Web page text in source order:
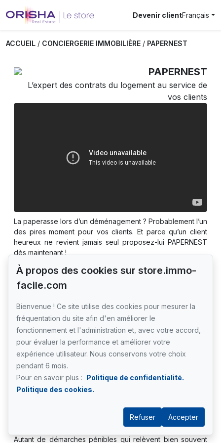
Devenir clientFrançais
ACCUEIL / CONCIERGERIE IMMOBILIÈRE / PAPERNEST
PAPERNEST
L’expert des contrats du logement au service de
vos clients
La paperasse lors d’un déménagement ? Probablement l’un
des pires moment pour vos clients. Et parce qu’un client
heureux ne revient jamais seul proposez-lui PAPERNEST
dès maintenant !
Qui sommes-nous ?
Start-up française créée en 2015, nous sommes aujourd’hui
le premier partenaire des agences immobilières en France.
Nous travaillons avec plus de 8.000 agences immobilières
et avons accompagné 800.000 particuliers en 6 ans. La
satisfaction de ces clients est notre priorité et nous
sommes fiers d’avoir une moyenne de 4,5/5 sur Trustpilot
en 2020.
Souscrire à une assurance habitation ou une box internet,
ouvrir son compteur d’électricité, trouver un déménageur…
Autant de démarches pénibles qui relèvent bien souvent
À propos des cookies sur store.immo-
facile.com
Bienvenue ! Ce site utilise des cookies pour mesurer la
fréquentation du site afin d'en améliorer le
fonctionnement et l'administration et, avec votre accord,
pour évaluer la performance et améliorer votre
expérience utilisateur. Nous conservons votre choix
pendant 6 mois.
Pour en savoir plus : Politique de confidentialité.
Politique des cookies.
Refuser Accepter